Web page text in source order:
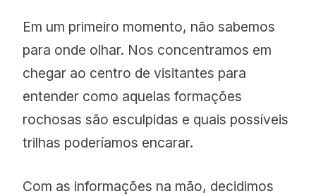
Em um primeiro momento, não sabemos
para onde olhar. Nos concentramos em
chegar ao centro de visitantes para
entender como aquelas formações
rochosas são esculpidas e quais possíveis
trilhas poderíamos encarar.
Com as informações na mão, decidimos